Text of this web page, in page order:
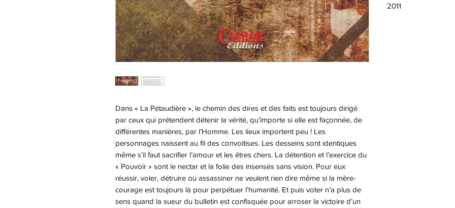
Dans « La Pétaudière », le chemin des dires et des faits est toujours dirigé
par ceux qui prétendent détenir la vérité, qu’importe si elle est façonnée, de
différentes manières, par l’Homme. Les lieux importent peu ! Les
personnages naissent au fil des convoitises. Les desseins sont identiques
même s’il faut sacrifier l’amour et les êtres chers. La détention et l’exercice du
« Pouvoir » sont le nectar et la folie des insensés sans vision. Pour eux
réussir, voler, détruire ou assassiner ne veulent rien dire même si la mère-
courage est toujours là pour perpétuer l’humanité. Et puis voter n’a plus de
sens quand la sueur du bulletin est confisquée pour arroser la victoire d’un
2011